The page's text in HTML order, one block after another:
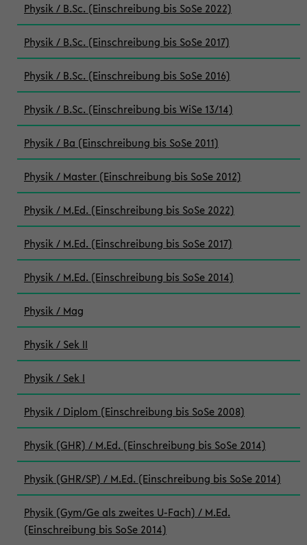
Physik / B.Sc. (Einschreibung bis SoSe 2022)
Physik / B.Sc. (Einschreibung bis SoSe 2017)
Physik / B.Sc. (Einschreibung bis SoSe 2016)
Physik / B.Sc. (Einschreibung bis WiSe 13/14)
Physik / Ba (Einschreibung bis SoSe 2011)
Physik / Master (Einschreibung bis SoSe 2012)
Physik / M.Ed. (Einschreibung bis SoSe 2022)
Physik / M.Ed. (Einschreibung bis SoSe 2017)
Physik / M.Ed. (Einschreibung bis SoSe 2014)
Physik / Mag
Physik / Sek II
Physik / Sek I
Physik / Diplom (Einschreibung bis SoSe 2008)
Physik (GHR) / M.Ed. (Einschreibung bis SoSe 2014)
Physik (GHR/SP) / M.Ed. (Einschreibung bis SoSe 2014)
Physik (Gym/Ge als zweites U-Fach) / M.Ed.
(Einschreibung bis SoSe 2014)